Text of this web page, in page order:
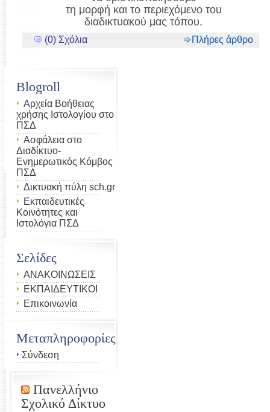
τη μορφή και το περιεχόμενο του
διαδικτυακού μας τόπου.
(0) Σχόλια Πλήρες άρθρο
Πανελλήνιο
Σχολικό Δίκτυο
Blogroll
Αρχεία Βοήθειας
χρήσης Ιστολογίου στο
ΠΣΔ
Ασφάλεια στο
Διαδίκτυο-
Ενημερωτικός Κόμβος
ΠΣΔ
Δικτυακή πύλη sch.gr
Εκπαιδευτικές
Κοινότητες και
Ιστολόγια ΠΣΔ
Σελίδες
ΑΝΑΚΟΙΝΩΣΕΙΣ
ΕΚΠΑΙΔΕΥΤΙΚΟΙ
Επικοινωνία
Μεταπληροφορίες
Σύνδεση